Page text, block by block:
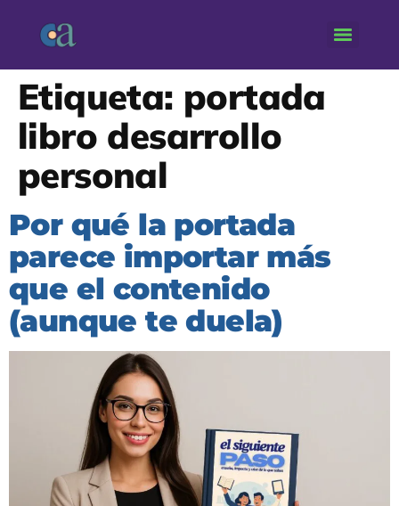
Etiqueta: portada
libro desarrollo
personal
Por qué la portada
parece importar más
que el contenido
(aunque te duela)